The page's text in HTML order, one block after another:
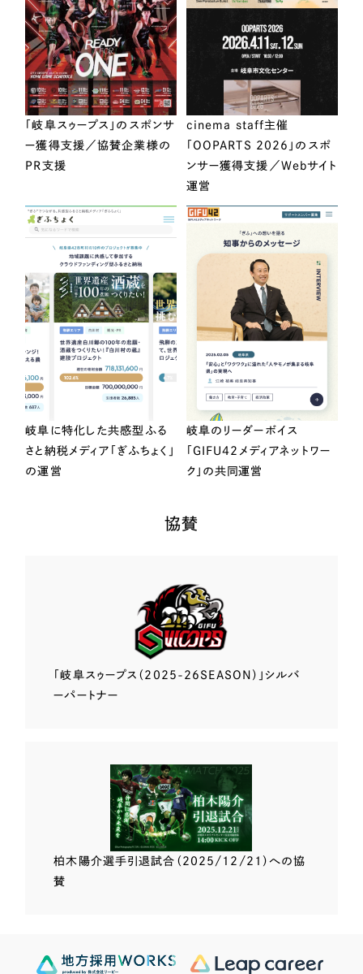
「岐阜スゥープス」のスポンサ
ー獲得支援／協賛企業様の
PR支援
cinema staff主催
「OOPARTS 2026」のスポ
ンサー獲得支援／Webサイト
運営
岐阜に特化した共感型ふる
さと納税メディア「ぎふちょく」
の運営
岐阜のリーダーボイス
「GIFU42メディアネットワー
ク」の共同運営
協賛
「岐阜スゥープス （2025-26SEASON）」 シルバ
ーパートナー
柏木陽介選手引退試合（2025/12/21）への協
賛